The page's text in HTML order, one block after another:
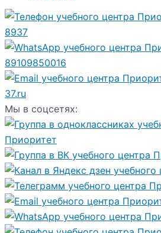
8937
89109850016
37.ru
Мы в соцсетях: